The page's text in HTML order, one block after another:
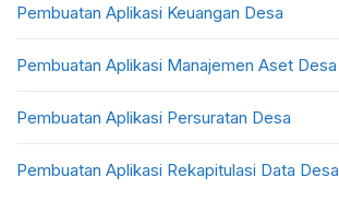
Pembuatan Aplikasi Keuangan Desa
Pembuatan Aplikasi Manajemen Aset Desa
Pembuatan Aplikasi Persuratan Desa
Pembuatan Aplikasi Rekapitulasi Data Desa